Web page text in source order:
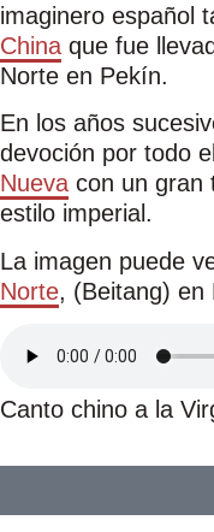
imaginero español
China que fue
Norte en Pekín.
En los años
devoción por todo
Nueva con un gran
estilo imperial.
La imagen puede
Norte, (Beitang) en
Canto chino a la